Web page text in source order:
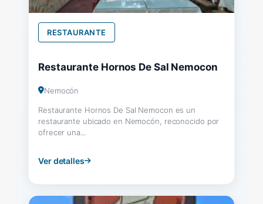
RESTAURANTE
Restaurante Hornos De Sal Nemocon
Nemocón
Restaurante Hornos De Sal Nemocon es un
restaurante ubicado en Nemocón, reconocido por
ofrecer una...
Ver detalles